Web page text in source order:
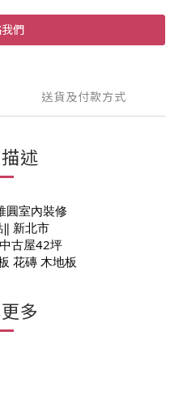
們
送貨及付款方式
述
圓室內裝修
新北市
古屋42坪
花磚 木地板
多